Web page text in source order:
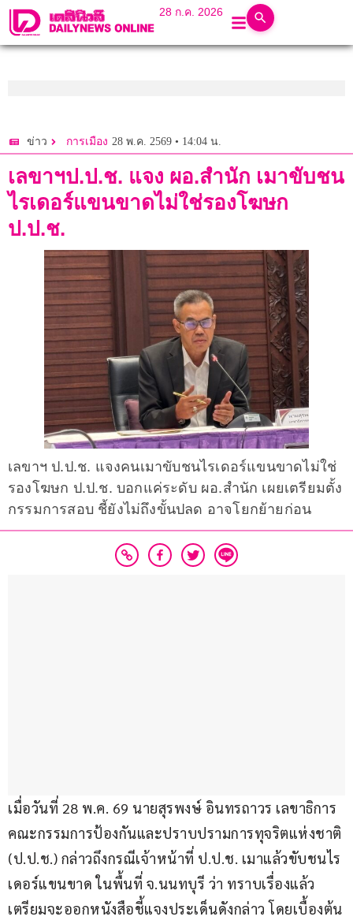
28 ก.ค. 2026
ข่าว การเมือง 28 พ.ค. 2569 • 14:04 น.
เลขาฯป.ป.ช. แจง ผอ.สำนัก เมาขับชน
ไรเดอร์แขนขาดไม่ใช่รองโฆษก
ป.ป.ช.
เลขาฯ ป.ป.ช. แจงคนเมาขับชนไรเดอร์แขนขาดไม่ใช่
รองโฆษก ป.ป.ช. บอกแค่ระดับ ผอ.สำนัก เผยเตรียมตั้ง
กรรมการสอบ ชี้ยังไม่ถึงขั้นปลด อาจโยกย้ายก่อน
เมื่อวันที่ 28 พ.ค. 69 นายสุรพงษ์ อินทรถาวร เลขาธิการ
คณะกรรมการป้องกันและปราบปรามการทุจริตแห่งชาติ
(ป.ป.ช.) กล่าวถึงกรณีเจ้าหน้าที่ ป.ป.ช. เมาแล้วขับชนไร
เดอร์แขนขาด ในพื้นที่ จ.นนทบุรี ว่า ทราบเรื่องแล้ว
เตรียมจะออกหนังสือชี้แจงประเด็นดังกล่าว โดยเบื้องต้น